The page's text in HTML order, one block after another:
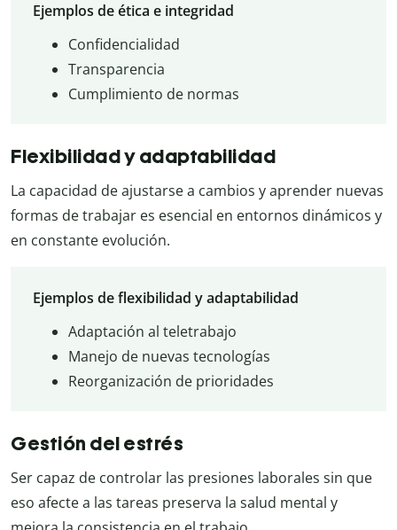
Ejemplos de ética e integridad
Confidencialidad
Transparencia
Cumplimiento de normas
Flexibilidad y adaptabilidad
La capacidad de ajustarse a cambios y aprender nuevas
formas de trabajar es esencial en entornos dinámicos y
en constante evolución.
Ejemplos de flexibilidad y adaptabilidad
Adaptación al teletrabajo
Manejo de nuevas tecnologías
Reorganización de prioridades
Gestión del estrés
Ser capaz de controlar las presiones laborales sin que
eso afecte a las tareas preserva la salud mental y